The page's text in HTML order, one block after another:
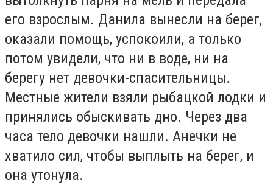
его взрослым. Данила вынесли на берег,
оказали помощь, успокоили, а только
потом увидели, что ни в воде, ни на
берегу нет девочки-спасительницы.
Местные жители взяли рыбацкой лодки и
принялись обыскивать дно. Через два
часа тело девочки нашли. Анечки не
хватило сил, чтобы выплыть на берег, и
она утонула.